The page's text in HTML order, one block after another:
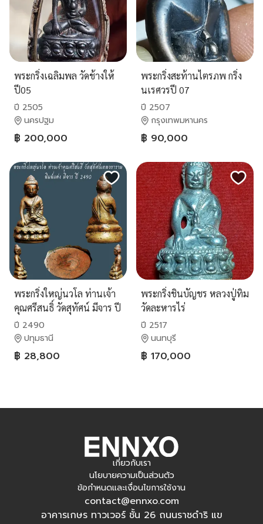
พระกริ่งเฉลิมพล วัดช้างให้
ปี05
ปี 2505
นครปฐม
฿ 200,000
พระกริ่งสะท้านไตรภพ กริ่ง
นเรศวรปี 07
ปี 2507
กรุงเทพมหานคร
฿ 90,000
พระกริ่งใหญ่นวโล ท่านเจ้า
คุณศรีสนธิ์ วัดสุทัศน์ มีจาร ปี
2490...เก่าๆ
ปี 2490
ปทุมธานี
฿ 28,800
พระกริ่งชินบัญชร หลวงปู่ทิม
วัดละหารไร่
ปี 2517
นนทบุรี
฿ 170,000
เกี่ยวกับเรา
นโยบายความเป็นส่วนตัว
ข้อกำหนดและเงื่อนไขการใช้งาน
contact@ennxo.com
อาคารเกษร ทาวเวอร์ ชั้น 26 ถนนราชดำริ แข